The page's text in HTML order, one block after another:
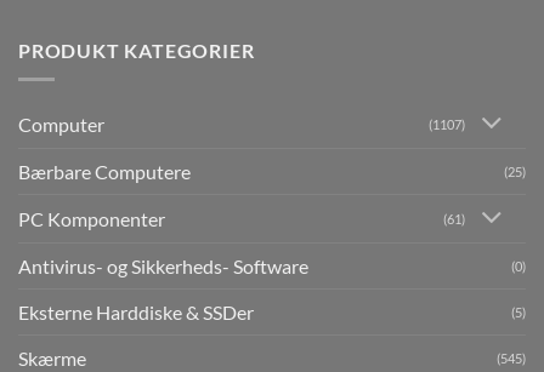
PRODUKT KATEGORIER
Computer (1107)
Bærbare Computere (25)
PC Komponenter (61)
Antivirus- og Sikkerheds- Software (0)
Eksterne Harddiske & SSDer (5)
Skærme (545)